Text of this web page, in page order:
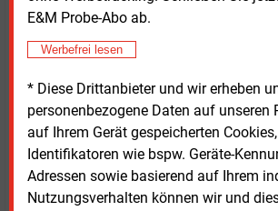
E&M Probe-Abo ab.
Werbefrei lesen
* Diese Drittanbieter und wir erheben
personenbezogene Daten auf
auf Ihrem Gerät gespeicherten
Identifikatoren wie bspw. Geräte-
Adressen sowie basierend auf Ihrem
Nutzungsverhalten können wir und
veranschlagen sie auf knapp 220 Euro
Die Studie „Wege zu einem
Energiesystem: Bundesländer im
Transformationsprozess
“ steht als
Download bereit.